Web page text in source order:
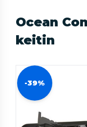
Ocean
keitin
-39%